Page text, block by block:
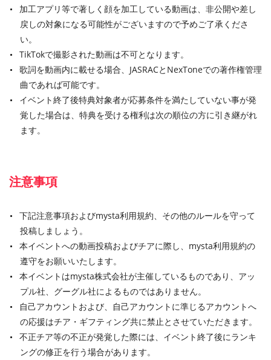
加工アプリ等で著しく顔を加工している動画は、非公開や差し
戻しの対象になる可能性がございますので予めご了承くださ
い。
TikTokで撮影された動画は不可となります。
歌詞を動画内に載せる場合、JASRACとNexToneでの著作権管理
曲であれば可能です。
イベント終了後特典対象者が応募条件を満たしていない事が発
覚した場合は、特典を受ける権利は次の順位の方に引き継がれ
ます。
注意事項
下記注意事項およびmysta利用規約、その他のルールを守って
投稿しましょう。
本イベントへの動画投稿およびチアに際し、mysta利用規約の
遵守をお願いいたします。
本イベントはmysta株式会社が主催しているものであり、アッ
プル社、グーグル社によるものではありません。
自己アカウントおよび、自己アカウントに準じるアカウントへ
の応援はチア・ギフティング共に禁止とさせていただきます。
不正チア等の不正が発覚した際には、イベント終了後にランキ
ングの修正を行う場合があります。